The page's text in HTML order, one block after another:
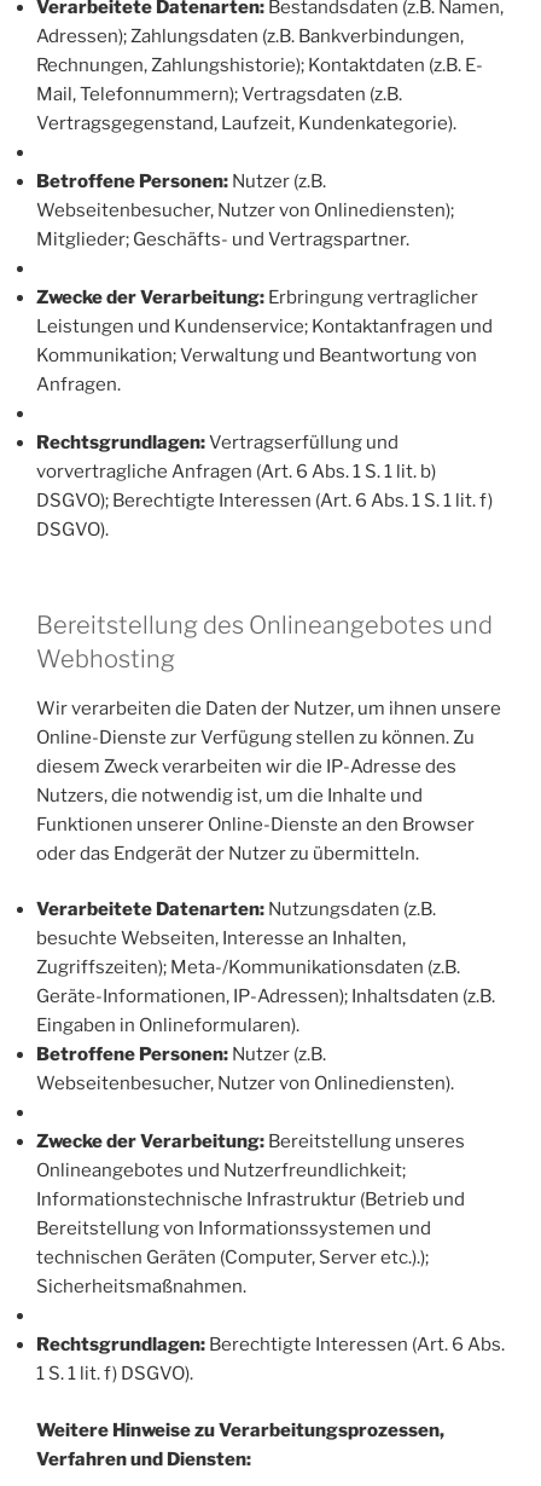
Verarbeitete Datenarten: Bestandsdaten (z.B. Namen,
Adressen); Zahlungsdaten (z.B. Bankverbindungen,
Rechnungen, Zahlungshistorie); Kontaktdaten (z.B. E-
Mail, Telefonnummern); Vertragsdaten (z.B.
Vertragsgegenstand, Laufzeit, Kundenkategorie).
Betroffene Personen: Nutzer (z.B.
Webseitenbesucher, Nutzer von Onlinediensten);
Mitglieder; Geschäfts- und Vertragspartner.
Zwecke der Verarbeitung: Erbringung vertraglicher
Leistungen und Kundenservice; Kontaktanfragen und
Kommunikation; Verwaltung und Beantwortung von
Anfragen.
Rechtsgrundlagen:Vertragserfüllung und
vorvertragliche Anfragen (Art. 6 Abs. 1 S. 1 lit. b)
DSGVO); Berechtigte Interessen (Art. 6 Abs. 1 S. 1 lit. f)
DSGVO).
Bereitstellung des Onlineangebotes und
Webhosting
Wir verarbeiten die Daten der Nutzer, um ihnen unsere
Online-Dienste zur Verfügung stellen zu können. Zu
diesem Zweck verarbeiten wir die IP-Adresse des
Nutzers, die notwendig ist, um die Inhalte und
Funktionen unserer Online-Dienste an den Browser
oder das Endgerät der Nutzer zu übermitteln.
Verarbeitete Datenarten: Nutzungsdaten (z.B.
besuchte Webseiten, Interesse an Inhalten,
Zugriffszeiten); Meta-/Kommunikationsdaten (z.B.
Geräte-Informationen, IP-Adressen); Inhaltsdaten (z.B.
Eingaben in Onlineformularen).
Betroffene Personen: Nutzer (z.B.
Webseitenbesucher, Nutzer von Onlinediensten).
Zwecke der Verarbeitung: Bereitstellung unseres
Onlineangebotes und Nutzerfreundlichkeit;
Informationstechnische Infrastruktur (Betrieb und
Bereitstellung von Informationssystemen und
technischen Geräten (Computer, Server etc.).);
Sicherheitsmaßnahmen.
Rechtsgrundlagen: Berechtigte Interessen (Art. 6 Abs.
1 S. 1 lit. f) DSGVO).
Weitere Hinweise zu Verarbeitungsprozessen,
Verfahren und Diensten: